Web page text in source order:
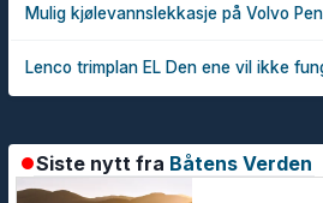
Mulig kjølevannslekkasje på Volvo
Lenco trimplan EL Den ene vil ikke
Siste nytt fra Båtens Verden